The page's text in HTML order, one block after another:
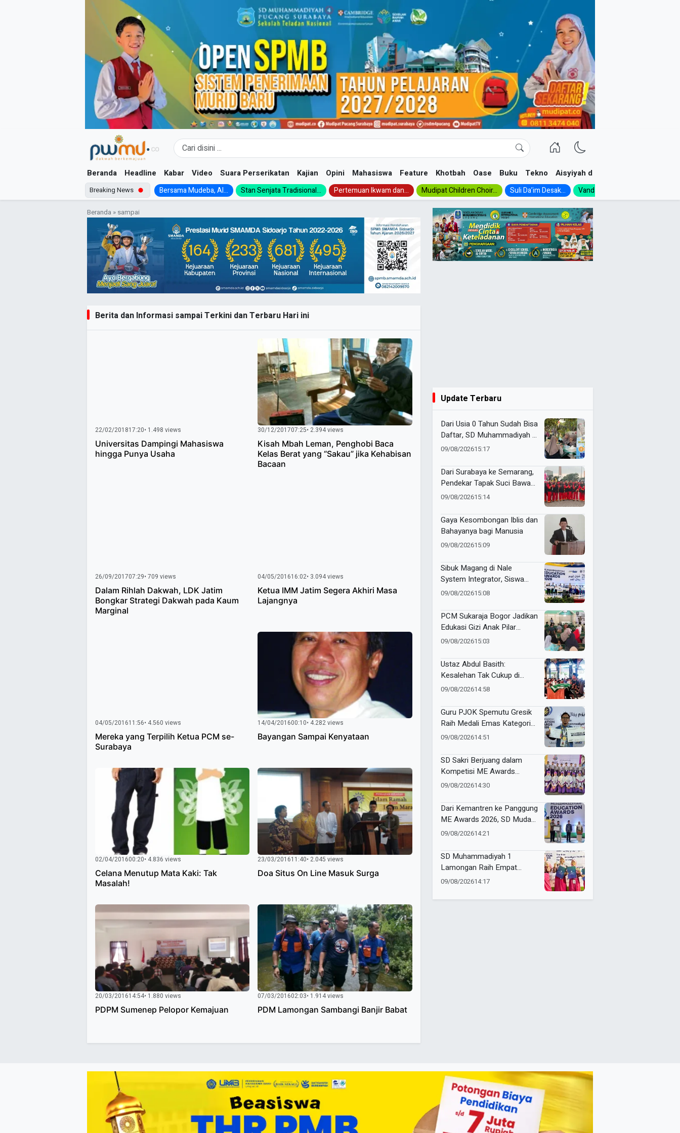
Beranda Headline Kabar Video Suara Perserikatan Kajian Opini Mahasiswa Feature Khotbah Oase Buku Tekno Aisyiyah dan NA
Breaking News Bersama Mudeba, Al... Stan Senjata Tradisional... Pertemuan Ikwam dan... Mudipat Children Choir... Suli Da’im Desak... Vanda, Siswa SMK...
Beranda » sampai
Berita dan Informasi sampai Terkini dan Terbaru Hari ini
22/02/201817:20• 1.498 views
Universitas Dampingi Mahasiswa
hingga Punya Usaha
30/12/201707:25• 2.394 views
Kisah Mbah Leman, Penghobi Baca
Kelas Berat yang “Sakau” jika Kehabisan
Bacaan
26/09/201707:29• 709 views
Dalam Rihlah Dakwah, LDK Jatim
Bongkar Strategi Dakwah pada Kaum
Marginal
04/05/201616:02• 3.094 views
Ketua IMM Jatim Segera Akhiri Masa
Lajangnya
04/05/201611:56• 4.560 views
Mereka yang Terpilih Ketua PCM se-
Surabaya
14/04/201600:10• 4.282 views
Bayangan Sampai Kenyataan
02/04/201600:20• 4.836 views
Celana Menutup Mata Kaki: Tak
Masalah!
23/03/201611:40• 2.045 views
Doa Situs On Line Masuk Surga
20/03/201614:54• 1.880 views
PDPM Sumenep Pelopor Kemajuan
07/03/201602:03• 1.914 views
PDM Lamongan Sambangi Banjir Babat
Update Terbaru
Dari Usia 0 Tahun Sudah Bisa
Daftar, SD Muhammadiyah 8
Tulangan Gencarkan SPMB
09/08/202615:17
Dari Surabaya ke Semarang,
Pendekar Tapak Suci Bawa
Semangat Persaudaraan di
09/08/202615:14
Gaya Kesombongan Iblis dan
Bahayanya bagi Manusia
09/08/202615:09
Sibuk Magang di Nale
System Integrator, Siswa
SMK Matig Tetap Latihan
Awards 2026
09/08/202615:08
PCM Sukaraja Bogor Jadikan
Edukasi Gizi Anak Pilar
Peringatan HUT RI ke-81
09/08/202615:03
Ustaz Abdul Basith:
Kesalehan Tak Cukup di
Masjid, Harus Terasa
09/08/202614:58
Guru PJOK Spemutu Gresik
Raih Medali Emas Kategori
Guru Berprestasi di ME
09/08/202614:51
SD Sakri Berjuang dalam
Kompetisi ME Awards
hingga Meraih Gold, Silver,
09/08/202614:30
Dari Kemantren ke Panggung
ME Awards 2026, SD Muda
Raih Excellent School 2026
09/08/202614:21
SD Muhammadiyah 1
Lamongan Raih Empat
Medali di ME Awards 2026
09/08/202614:17